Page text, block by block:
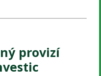
provizí